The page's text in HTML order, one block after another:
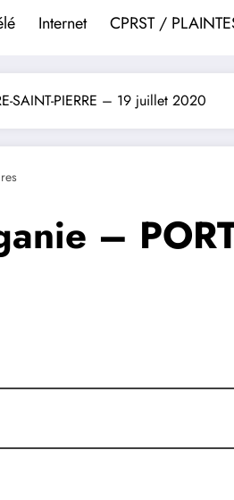
Internet CPRST /
SAINT-PIERRE – 19 juillet 2020
–